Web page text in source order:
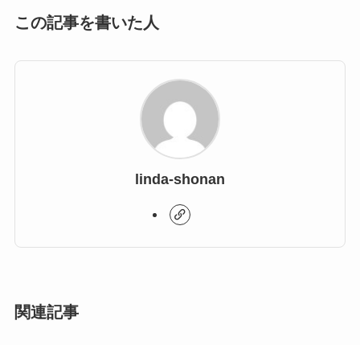
この記事を書いた人
linda-shonan
関連記事